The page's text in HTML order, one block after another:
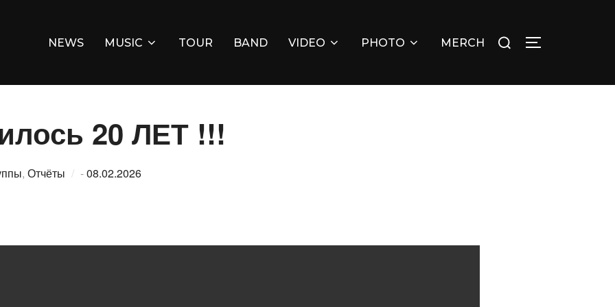
NEWS MUSIC TOUR BAND VIDEO PHOTO MERCH
20 ЛЕТ !!!
, Отчёты -Опубликовано
08.02.2026